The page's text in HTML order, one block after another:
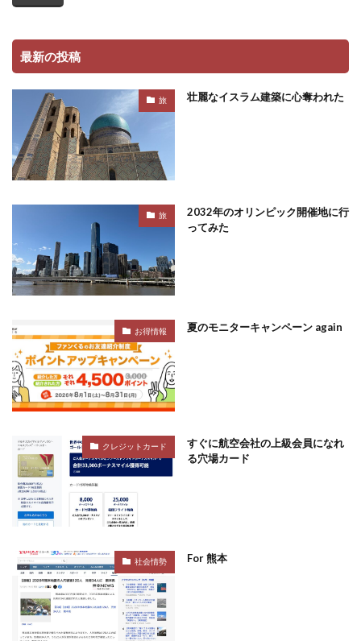
最新の投稿
旅 壮麗なイスラム建築に心奪われた
旅
2032年のオリンピック開催地に行
ってみた
お得情報 夏のモニターキャンペーン again
クレジットカード
すぐに航空会社の上級会員になれ
る穴場カード
社会情勢 For 熊本